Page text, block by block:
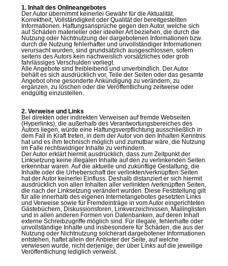
1. Inhalt des Onlineangebotes
Der Autor übernimmt keinerlei Gewähr für die Aktualität,
Korrektheit, Vollständigkeit oder Qualität der bereitgestellten
Informationen. Haftungsansprüche gegen den Autor, welche sich
auf Schäden materieller oder ideeller Art beziehen, die durch die
Nutzung oder Nichtnutzung der dargebotenen Informationen bzw.
durch die Nutzung fehlerhafter und unvollständiger Informationen
verursacht wurden, sind grundsätzlich ausgeschlossen, sofern
seitens des Autors kein nachweislich vorsätzliches oder grob
fahrlässiges Verschulden vorliegt.
Alle Angebote sind freibleibend und unverbindlich. Der Autor
behält es sich ausdrücklich vor, Teile der Seiten oder das gesamte
Angebot ohne gesonderte Ankündigung zu verändern, zu
ergänzen, zu löschen oder die Veröffentlichung zeitweise oder
endgültig einzustellen.
2. Verweise und Links
Bei direkten oder indirekten Verweisen auf fremde Webseiten
(Hyperlinks), die außerhalb des Verantwortungsbereiches des
Autors liegen, würde eine Haftungsverpflichtung ausschließlich in
dem Fall in Kraft treten, in dem der Autor von den Inhalten Kenntnis
hat und es ihm technisch möglich und zumutbar wäre, die Nutzung
im Falle rechtswidriger Inhalte zu verhindern.
Der Autor erklärt hiermit ausdrücklich, dass zum Zeitpunkt der
Linksetzung keine illegalen Inhalte auf den zu verlinkenden Seiten
erkennbar waren. Auf die aktuelle und zukünftige Gestaltung, die
Inhalte oder die Urheberschaft der verlinkten/verknüpften Seiten
hat der Autor keinerlei Einfluss. Deshalb distanziert er sich hiermit
ausdrücklich von allen Inhalten aller verlinkten /verknüpften Seiten,
die nach der Linksetzung verändert wurden. Diese Feststellung gilt
für alle innerhalb des eigenen Internetangebotes gesetzten Links
und Verweise sowie für Fremdeinträge in vom Autor eingerichteten
Gästebüchern, Diskussionsforen, Linkverzeichnissen, Mailinglisten
und in allen anderen Formen von Datenbanken, auf deren Inhalt
externe Schreibzugriffe möglich sind. Für illegale, fehlerhafte oder
unvollständige Inhalte und insbesondere für Schäden, die aus der
Nutzung oder Nichtnutzung solcherart dargebotener Informationen
entstehen, haftet allein der Anbieter der Seite, auf welche
verwiesen wurde, nicht derjenige, der über Links auf die jeweilige
Veröffentlichung lediglich verweist.